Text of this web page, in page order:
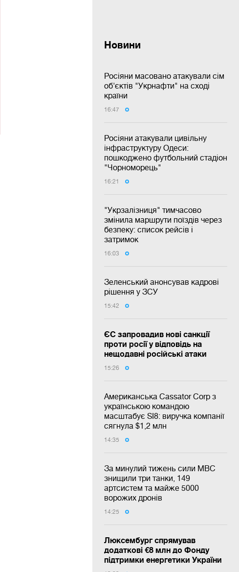
Новини
Росіяни масовано атакували сім
об'єктів "Укрнафти" на сході
країни
16:47
Росіяни атакували цивільну
інфраструктуру Одеси:
пошкоджено футбольний стадіон
"Чорноморець"
16:21
"Укрзалізниця" тимчасово
змінила маршрути поїздів через
безпеку: список рейсів і
затримок
16:03
Зеленський анонсував кадрові
рішення у ЗСУ
15:42
ЄС запровадив нові санкції
проти росії у відповідь на
нещодавні російські атаки
15:26
Американська Cassator Corp з
українською командою
масштабує SI8: виручка компанії
сягнула $1,2 млн
14:35
За минулий тижень сили МВС
знищили три танки, 149
артсистем та майже 5000
ворожих дронів
14:25
Люксембург спрямував
додаткові €8 млн до Фонду
підтримки енергетики України